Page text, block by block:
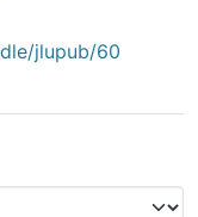
jlupub/60